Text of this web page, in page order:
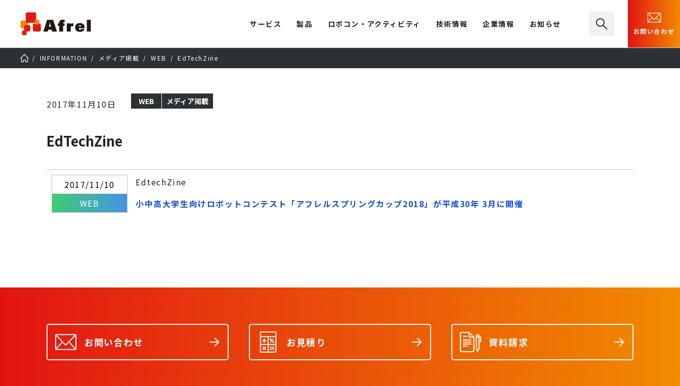
サービス 製品 ロボコン・アクティビティ 技術情報 企業情報 お知らせ
お問い合わせ
INFORMATION メディア掲載 WEB EdTechZine
2017年11月10日 WEB メディア掲載
EdTechZine
2017/11/10
WEB
EdtechZine
小中高大学生向けロボットコンテスト「アフレルスプリングカップ2018」が平成30年 3月に開催
お問い合わせ お見積り 資料請求